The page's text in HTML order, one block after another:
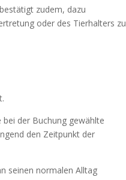
zudem, dazu
oder des Tierhalters zu
der Buchung gewählte
den Zeitpunkt der
seinen normalen Alltag